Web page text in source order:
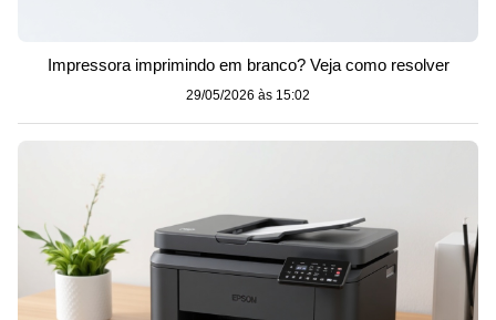
Impressora imprimindo em branco? Veja como resolver
29/05/2026 às 15:02